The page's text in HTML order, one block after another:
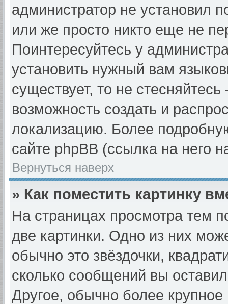
администратор не установил
или же просто никто еще не
Поинтересуйтесь у
установить нужный вам
существует, то не
возможность создать и
локализацию. Более
сайте phpBB (ссылка на него
Вернуться наверх
» Как поместить картинку
На страницах просмотра тем
две картинки. Одно из них
обычно это звёздочки,
сколько сообщений вы
Другое, обычно более крупное